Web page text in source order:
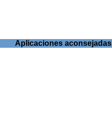
Aplicaciones aconsejadas